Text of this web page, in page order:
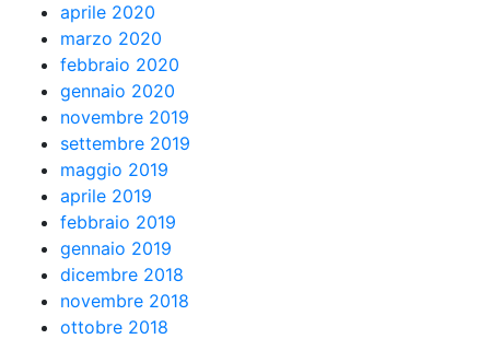
aprile 2020
marzo 2020
febbraio 2020
gennaio 2020
novembre 2019
settembre 2019
maggio 2019
aprile 2019
febbraio 2019
gennaio 2019
dicembre 2018
novembre 2018
ottobre 2018